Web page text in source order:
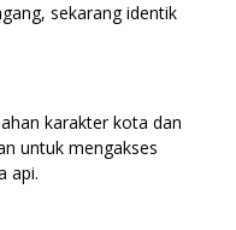
sekarang identik
karakter kota dan
untuk mengakses
api.